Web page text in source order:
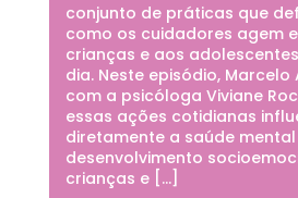
conjunto de práticas que
como os cuidadores agem
crianças e aos
dia. Neste episódio,
com a psicóloga Viviane
essas ações cotidianas
diretamente a saúde mental
desenvolvimento
crianças e […]